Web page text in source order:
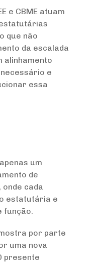
e CBME atuam
que não
da escalada
alinhamento
e
essa
um
de
onde cada
estatutária e
função.
por parte
uma nova
presente